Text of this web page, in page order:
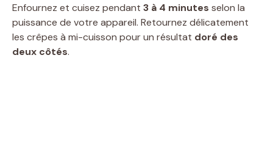
Enfournez et cuisez pendant 3 à 4 minutes selon la
puissance de votre appareil. Retournez délicatement
les crêpes à mi-cuisson pour un résultat doré des
deux côtés.